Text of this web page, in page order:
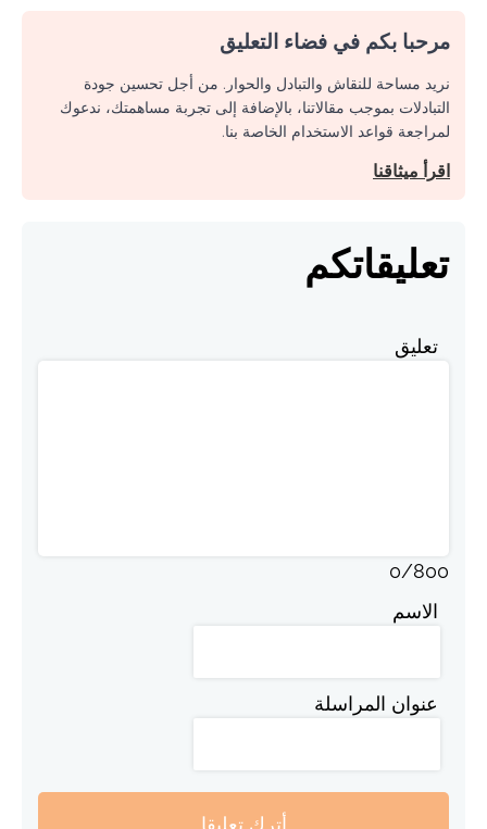
مرحبا بكم في فضاء التعليق
نريد مساحة للنقاش والتبادل والحوار. من أجل تحسين جودة
التبادلات بموجب مقالاتنا، بالإضافة إلى تجربة مساهمتك، ندعوك
لمراجعة قواعد الاستخدام الخاصة بنا.
اقرأ ميثاقنا
تعليقاتكم
تعليق
0/800
الاسم
عنوان المراسلة
أترك تعليقا